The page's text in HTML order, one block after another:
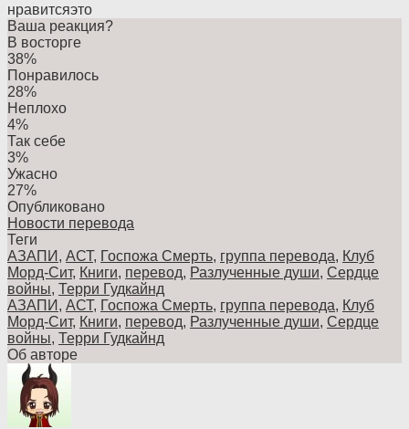
нравитсяэто
Ваша реакция?
В восторге
38%
Понравилось
28%
Неплохо
4%
Так себе
3%
Ужасно
27%
Опубликовано
Новости перевода
Теги
АЗАПИ , АСТ, Госпожа Смерть, группа перевода, Клуб
Морд-Сит, Книги, перевод, Разлученные души, Сердце
войны, Терри Гудкайнд
АЗАПИ , АСТ, Госпожа Смерть, группа перевода, Клуб
Морд-Сит, Книги, перевод, Разлученные души, Сердце
войны, Терри Гудкайнд
Об авторе